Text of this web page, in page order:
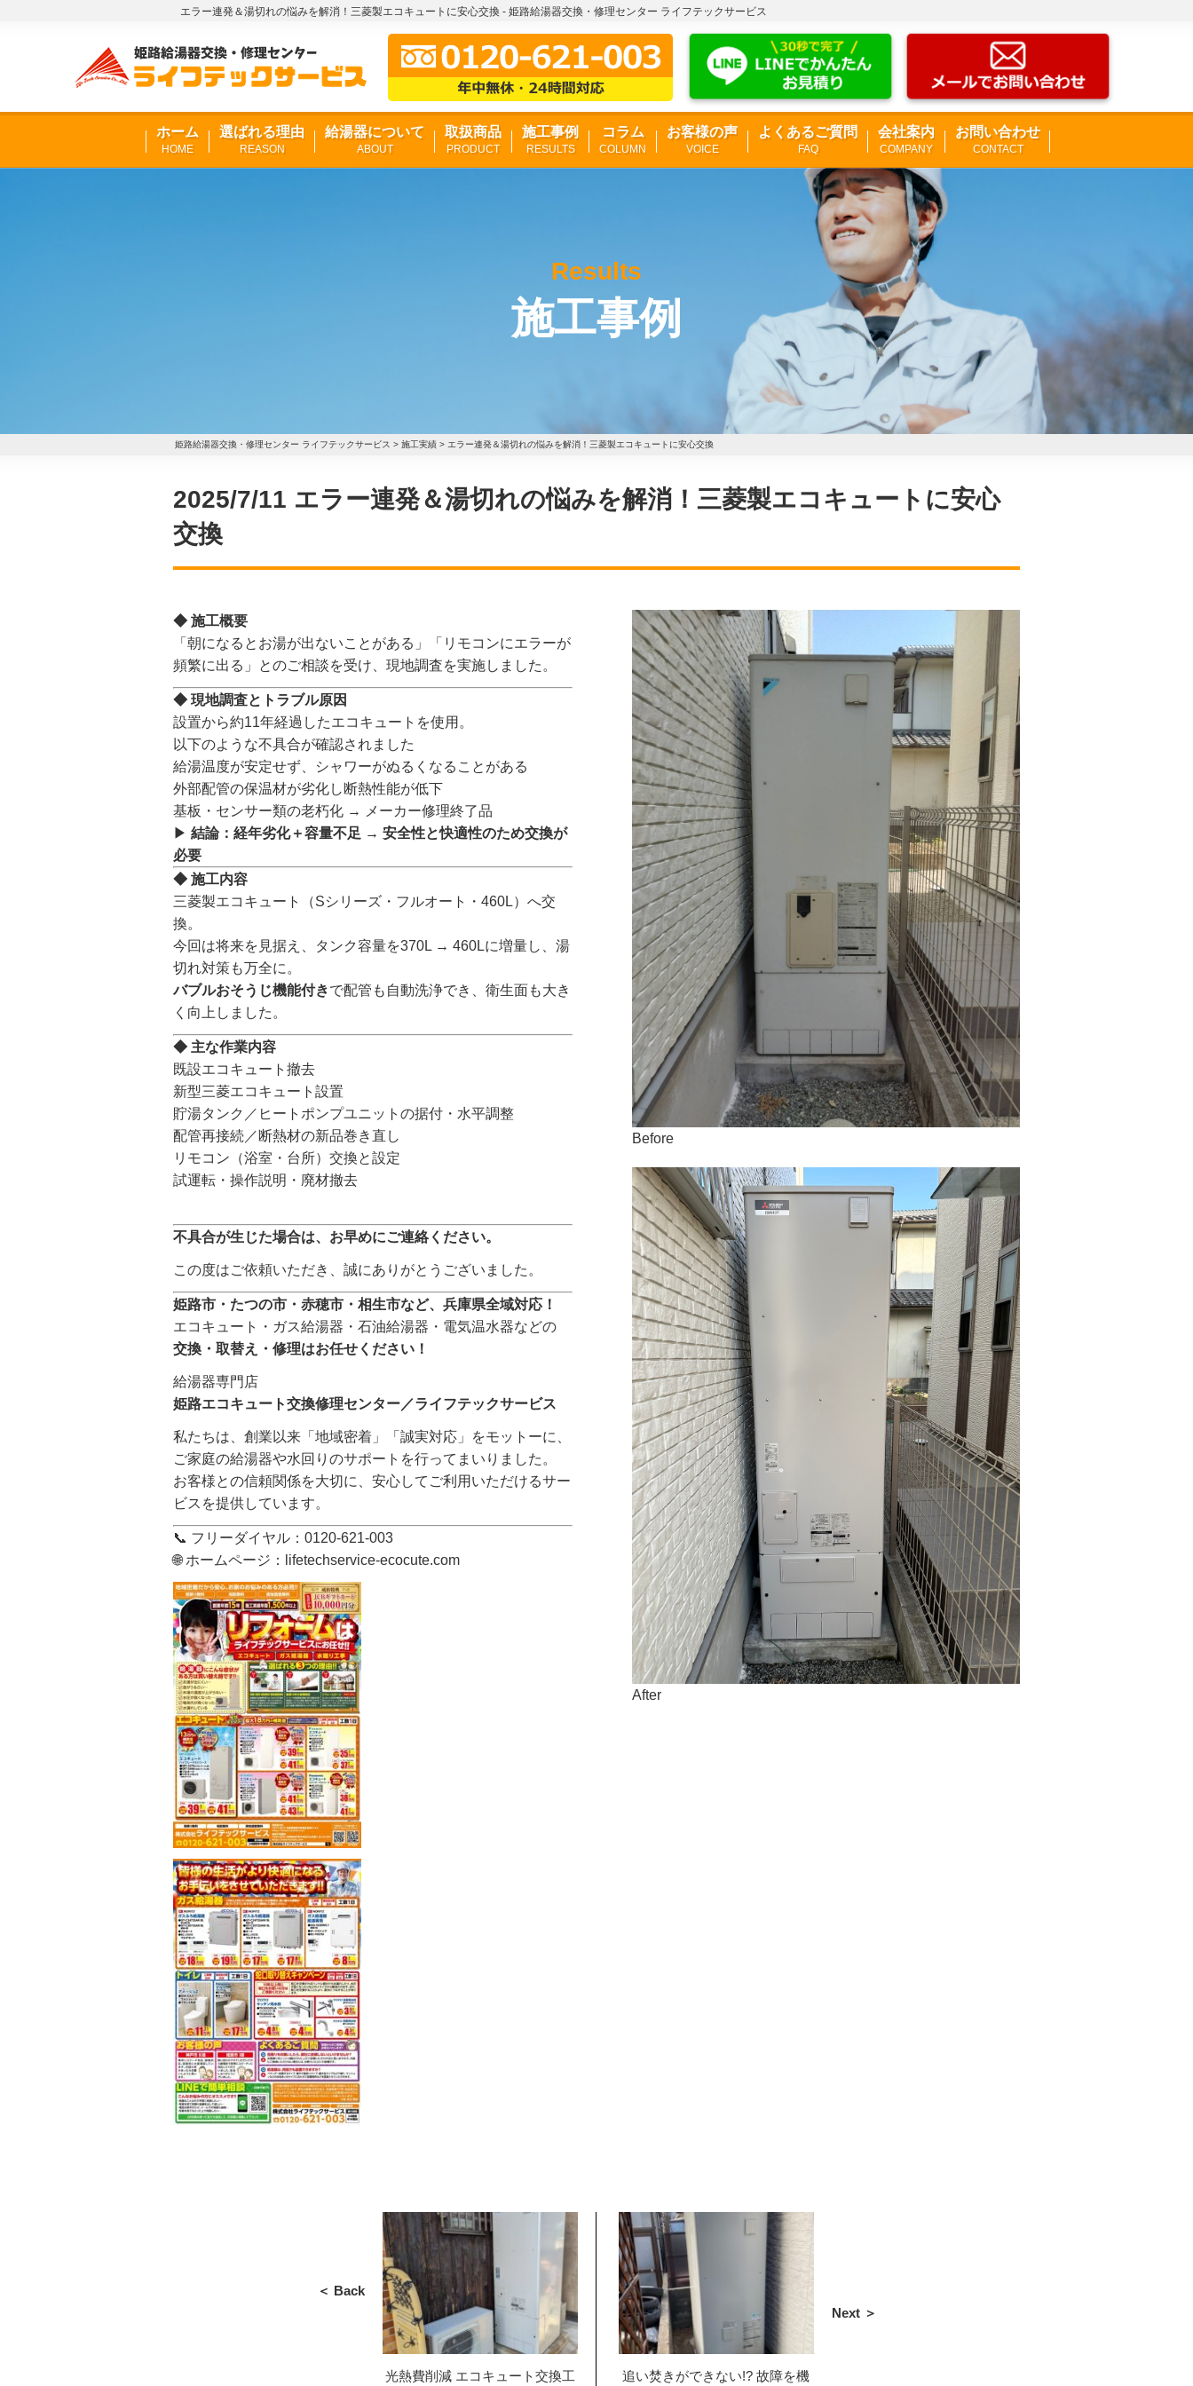
エラー連発＆湯切れの悩みを解消！三菱製エコキュートに安心交換 - 姫路給湯器交換・修理センター ライフテックサービス
ホーム
HOME
選ばれる理由
REASON
給湯器について
ABOUT
取扱商品
PRODUCT
施工事例
RESULTS
コラム
COLUMN
お客様の声
VOICE
よくあるご質問
FAQ
会社案内
COMPANY
お問い合わせ
CONTACT
Results
施工事例
姫路給湯器交換・修理センター ライフテックサービス > 施工実績 > エラー連発＆湯切れの悩みを解消！三菱製エコキュートに安心交換
2025/7/11 エラー連発＆湯切れの悩みを解消！三菱製エコキュートに安心
交換
◆ 施工概要
「朝になるとお湯が出ないことがある」「リモコンにエラーが
頻繁に出る」とのご相談を受け、現地調査を実施しました。
◆ 現地調査とトラブル原因
設置から約11年経過したエコキュートを使用。
以下のような不具合が確認されました
給湯温度が安定せず、シャワーがぬるくなることがある
外部配管の保温材が劣化し断熱性能が低下
基板・センサー類の老朽化 → メーカー修理終了品
▶ 結論：経年劣化＋容量不足 → 安全性と快適性のため交換が
必要
◆ 施工内容
三菱製エコキュート（Sシリーズ・フルオート・460L）へ交
換。
今回は将来を見据え、タンク容量を370L → 460Lに増量し、湯
切れ対策も万全に。
バブルおそうじ機能付きで配管も自動洗浄でき、衛生面も大き
く向上しました。
◆ 主な作業内容
既設エコキュート撤去
新型三菱エコキュート設置
貯湯タンク／ヒートポンプユニットの据付・水平調整
配管再接続／断熱材の新品巻き直し
リモコン（浴室・台所）交換と設定
試運転・操作説明・廃材撤去
不具合が生じた場合は、お早めにご連絡ください。
この度はご依頼いただき、誠にありがとうございました。
姫路市・たつの市・赤穂市・相生市など、兵庫県全域対応！
エコキュート・ガス給湯器・石油給湯器・電気温水器などの
交換・取替え・修理はお任せください！
給湯器専門店
姫路エコキュート交換修理センター／ライフテックサービス
私たちは、創業以来「地域密着」「誠実対応」をモットーに、
ご家庭の給湯器や水回りのサポートを行ってまいりました。
お客様との信頼関係を大切に、安心してご利用いただけるサー
ビスを提供しています。
📞 フリーダイヤル：0120-621-003
🌐 ホームページ：
lifetechservice-ecocute.com
Before
After
＜ Back
光熱費削減 エコキュート交換工
Next ＞
追い焚きができない!? 故障を機